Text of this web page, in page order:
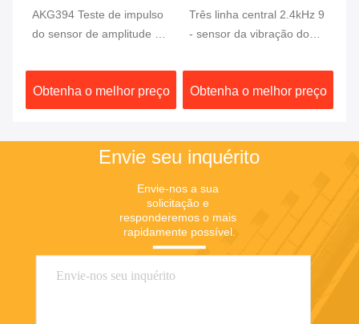
AKG394 Teste de impulso
do sensor de amplitude de
Z) acelerômetro
Obtenha o melhor preço
Três linha central 2.4kHz 9
- sensor da vibração do
Obtenha o melhor preço
Envie seu inquérito
Envie-nos a sua
solicitação e
responderemos o mais
rapidamente possível.